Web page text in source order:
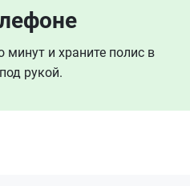
и храните полис в
рукой.